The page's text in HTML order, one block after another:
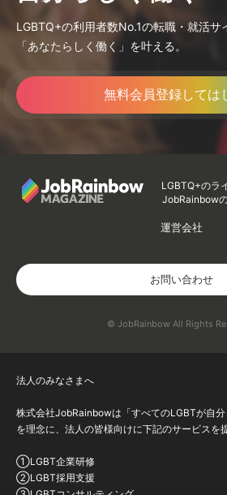
LGBTQ+の利用者数No.1の転職・就活サ
「あなたらしく働く」を叶える。
無料会員登録しては
LGBTQ+のラ
JobRainbow
運営会社
お問い合わせ
© JobRainbow All Rights
法人のみなさまへ
株式会社JobRainbowは「すべてのLGBTが自分
を理念に、法人の皆様向けに下記のサービスを
①LGBT企業研修
②LGBT採用支援